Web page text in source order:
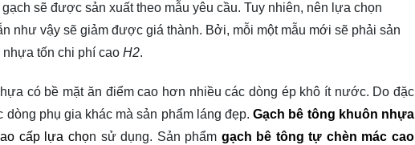
sẽ được sản xuất theo mẫu yêu cầu. Tuy nhiên, nên lựa chọn
như vậy sẽ giảm được giá thành. Bởi, mỗi một mẫu mới sẽ phải sản
tốn chi phí cao H2.
có bề mặt ăn điểm cao hơn nhiều các dòng ép khô ít nước. Do đặc
phụ gia khác mà sản phẩm láng đẹp.Gạch bê tông khuôn nhựa
cấp lựa chọn sử dụng. Sản phẩm gạch bê tông tự chèn mác cao